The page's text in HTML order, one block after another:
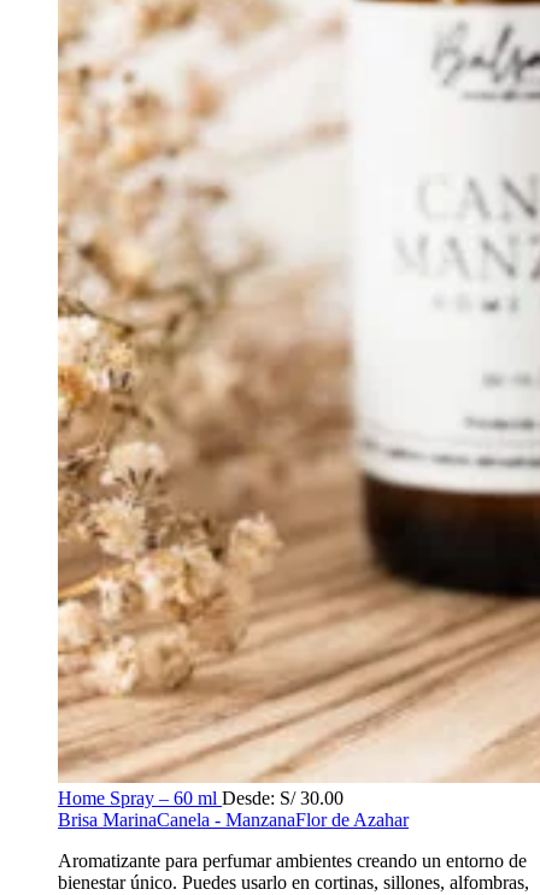
Home Spray – 60 ml Desde: S/30.00
Brisa MarinaCanela - ManzanaFlor de Azahar
Aromatizante para perfumar ambientes creando un entorno de
bienestar único. Puedes usarlo en cortinas, sillones, alfombras,